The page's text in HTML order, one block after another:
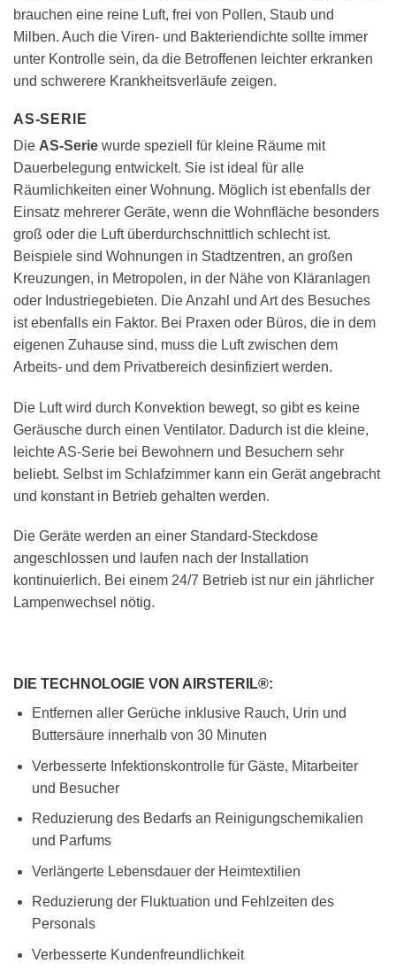
brauchen eine reine Luft, frei von Pollen, Staub und
Milben. Auch die Viren- und Bakteriendichte sollte immer
unter Kontrolle sein, da die Betroffenen leichter erkranken
und schwerere Krankheitsverläufe zeigen.
AS-SERIE
Die AS-Serie wurde speziell für kleine Räume mit
Dauerbelegung entwickelt. Sie ist ideal für alle
Räumlichkeiten einer Wohnung. Möglich ist ebenfalls der
Einsatz mehrerer Geräte, wenn die Wohnfläche besonders
groß oder die Luft überdurchschnittlich schlecht ist.
Beispiele sind Wohnungen in Stadtzentren, an großen
Kreuzungen, in Metropolen, in der Nähe von Kläranlagen
oder Industriegebieten. Die Anzahl und Art des Besuches
ist ebenfalls ein Faktor. Bei Praxen oder Büros, die in dem
eigenen Zuhause sind, muss die Luft zwischen dem
Arbeits- und dem Privatbereich desinfiziert werden.
Die Luft wird durch Konvektion bewegt, so gibt es keine
Geräusche durch einen Ventilator. Dadurch ist die kleine,
leichte AS-Serie bei Bewohnern und Besuchern sehr
beliebt. Selbst im Schlafzimmer kann ein Gerät angebracht
und konstant in Betrieb gehalten werden.
Die Geräte werden an einer Standard-Steckdose
angeschlossen und laufen nach der Installation
kontinuierlich. Bei einem 24/7 Betrieb ist nur ein jährlicher
Lampenwechsel nötig.
DIE TECHNOLOGIE VON AIRSTERIL®:
Entfernen aller Gerüche inklusive Rauch, Urin und
Buttersäure innerhalb von 30 Minuten
Verbesserte Infektionskontrolle für Gäste, Mitarbeiter
und Besucher
Reduzierung des Bedarfs an Reinigungschemikalien
und Parfums
Verlängerte Lebensdauer der Heimtextilien
Reduzierung der Fluktuation und Fehlzeiten des
Personals
Verbesserte Kundenfreundlichkeit